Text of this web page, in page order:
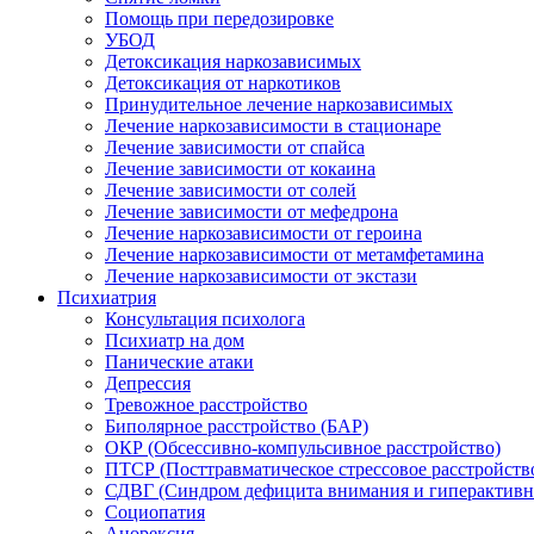
Помощь при передозировке
УБОД
Детоксикация наркозависимых
Детоксикация от наркотиков
Принудительное лечение наркозависимых
Лечение наркозависимости в стационаре
Лечение зависимости от спайса
Лечение зависимости от кокаина
Лечение зависимости от солей
Лечение зависимости от мефедрона
Лечение наркозависимости от героина
Лечение наркозависимости от метамфетамина
Лечение наркозависимости от экстази
Психиатрия
Консультация психолога
Психиатр на дом
Панические атаки
Депрессия
Тревожное расстройство
Биполярное расстройство (БАР)
ОКР (Обсессивно-компульсивное расстройство)
ПТСР (Посттравматическое стрессовое
СДВГ (Синдром дефицита внимания и
Социопатия